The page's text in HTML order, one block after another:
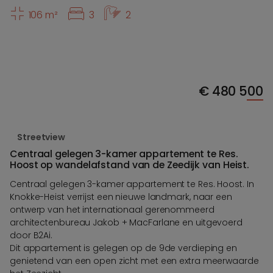
106 m² 3 2
€480 500
Streetview
Centraal gelegen 3-kamer appartement te Res.
Hoost op wandelafstand van de Zeedijk van Heist.
Centraal gelegen 3-kamer appartement te Res. Hoost. In
Knokke-Heist verrijst een nieuwe landmark, naar een
ontwerp van het internationaal gerenommeerd
architectenbureau Jakob + MacFarlane en uitgevoerd
door B2Ai.
Dit appartement is gelegen op de 9de verdieping en
genietend van een open zicht met een extra meerwaarde